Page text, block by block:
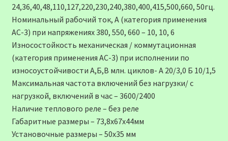
24,36,40,48,110,127,220,230,240,380,400,415,500,660, 50гц.
Номинальный рабочий ток, А (категория применения
АС-3) при напряжениях 380, 550, 660 – 10, 10, 6
Износостойкость механическая / коммутационная
(категория применения АС-3) при исполнении по
износоустойчивости А,Б,В млн. циклов- А 20/3,0 Б 10/1,5
Максимальная частота включений без нагрузки/ с
нагрузкой, включений в час – 3600/2400
Наличие теплового реле – без реле
Габаритные размеры – 73,8х67х44мм
Установочные размеры – 50х35 мм